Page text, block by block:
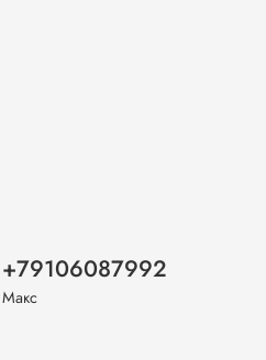
+79106087992
Макс